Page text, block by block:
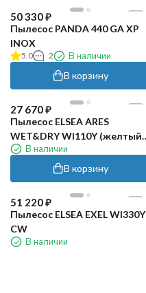
50 330₽
Пылесос PANDA 440 GA XP
INOX
5.0 2 В наличии
В корзину
27 670₽
Пылесос ELSEA ARES
WET&DRY WI110Y (желтый,
нерж)В наличии
В корзину
51 220₽
Пылесос ELSEA EXEL WI330Y
CW
В наличии